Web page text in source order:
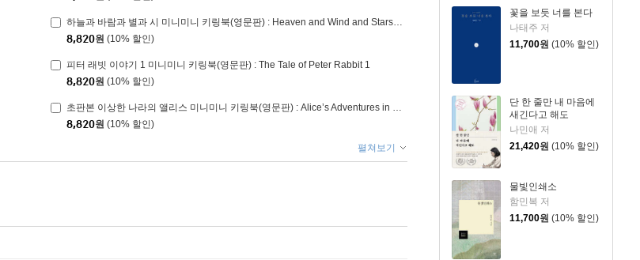
꽃을 보듯 너를 본다
나태주 저
11,700원 (10% 할인)
단 한 줄만 내 마음에
새긴다고 해도
나민애 저
21,420원 (10% 할인)
물빛인쇄소
함민복 저
11,700원 (10% 할인)
하늘과 바람과 별과 시 미니미니 키링북(영문판) : Heaven and Wind and Stars and Poems
8,820원 (10% 할인)
피터 래빗 이야기 1 미니미니 키링북(영문판) : The Tale of Peter Rabbit 1
8,820원 (10% 할인)
초판본 이상한 나라의 앨리스 미니미니 키링북(영문판) : Alice’s Adventures in Wonderland
8,820원 (10% 할인)
펼쳐보기